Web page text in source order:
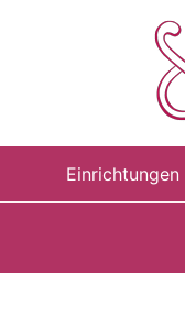
Einrichtungen